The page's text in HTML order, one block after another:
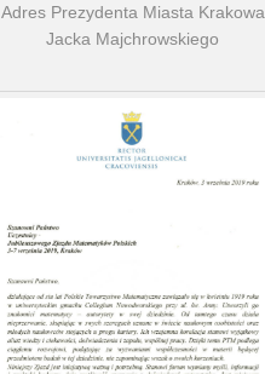
Adres Prezydenta Miasta Krakowa
Jacka Majchrowskiego